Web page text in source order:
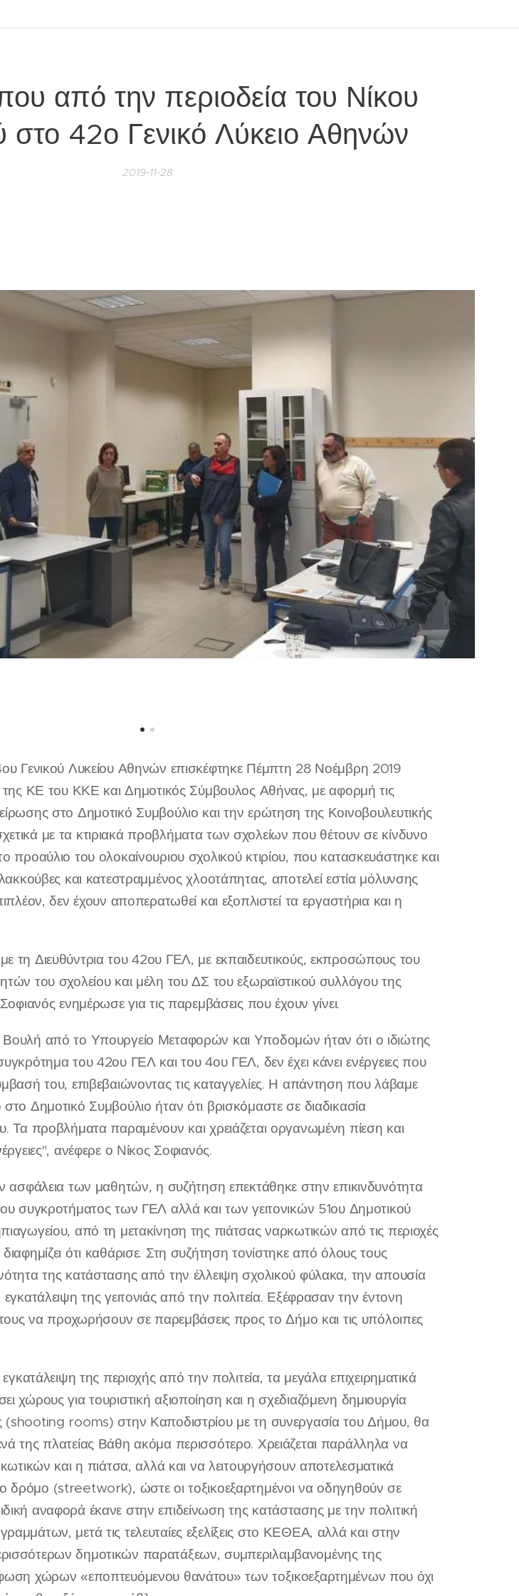
από την περιοδεία του Νίκου
στο 42ο Γενικό Λύκειο Αθηνών
2019-11-28
Γενικού Λυκείου Αθηνών επισκέφτηκε Πέμπτη 28 Νοέμβρη 2019
ΚΕ του ΚΚΕ και Δημοτικός Σύμβουλος Αθήνας, με αφορμή τις
στο Δημοτικό Συμβούλιο και την ερώτηση της Κοινοβουλευτικής
με τα κτιριακά προβλήματα των σχολείων που θέτουν σε κίνδυνο
του ολοκαίνουριου σχολικού κτιρίου, που κατασκευάστηκε και
και κατεστραμμένος χλοοτάπητας, αποτελεί εστία μόλυνσης
δεν έχουν αποπερατωθεί και εξοπλιστεί τα εργαστήρια και η
τη Διευθύντρια του 42ου ΓΕΛ, με εκπαιδευτικούς, εκπροσώπους του
του σχολείου και μέλη του ΔΣ του εξωραϊστικού συλλόγου της
ενημέρωσε για τις παρεμβάσεις που έχουν γίνει.
από το Υπουργείο Μεταφορών και Υποδομών ήταν ότι ο ιδιώτης
του 42ου ΓΕΛ και του 4ου ΓΕΛ, δεν έχει κάνει ενέργειες που
του, επιβεβαιώνοντας τις καταγγελίες. Η απάντηση που λάβαμε
Δημοτικό Συμβούλιο ήταν ότι βρισκόμαστε σε διαδικασία
Τα προβλήματα παραμένουν και χρειάζεται οργανωμένη πίεση και
ανέφερε ο Νίκος Σοφιανός.
ασφάλεια των μαθητών, η συζήτηση επεκτάθηκε στην επικινδυνότητα
συγκροτήματος των ΓΕΛ αλλά και των γειτονικών 51ου Δημοτικού
από τη μετακίνηση της πιάτσας ναρκωτικών από τις περιοχές
ότι καθάρισε. Στη συζήτηση τονίστηκε από όλους τους
της κατάστασης από την έλλειψη σχολικού φύλακα, την απουσία
της γειτονιάς από την πολιτεία. Εξέφρασαν την έντονη
να προχωρήσουν σε παρεμβάσεις προς το Δήμο και τις υπόλοιπες
της περιοχής από την πολιτεία, τα μεγάλα επιχειρηματικά
χώρους για τουριστική αξιοποίηση και η σχεδιαζόμενη δημιουργία
rooms) στην Καποδιστρίου με τη συνεργασία του Δήμου, θα
της πλατείας Βάθη ακόμα περισσότερο. Χρειάζεται παράλληλα να
και η πιάτσα, αλλά και να λειτουργήσουν αποτελεσματικά
(streetwork), ώστε οι τοξικοεξαρτημένοι να οδηγηθούν σε
αναφορά έκανε στην επιδείνωση της κατάστασης με την πολιτική
μετά τις τελευταίες εξελίξεις στο ΚΕΘΕΑ, αλλά και στην
δημοτικών παρατάξεων, συμπεριλαμβανομένης της
χώρων «εποπτευόμενου θανάτου» των τοξικοεξαρτημένων που όχι